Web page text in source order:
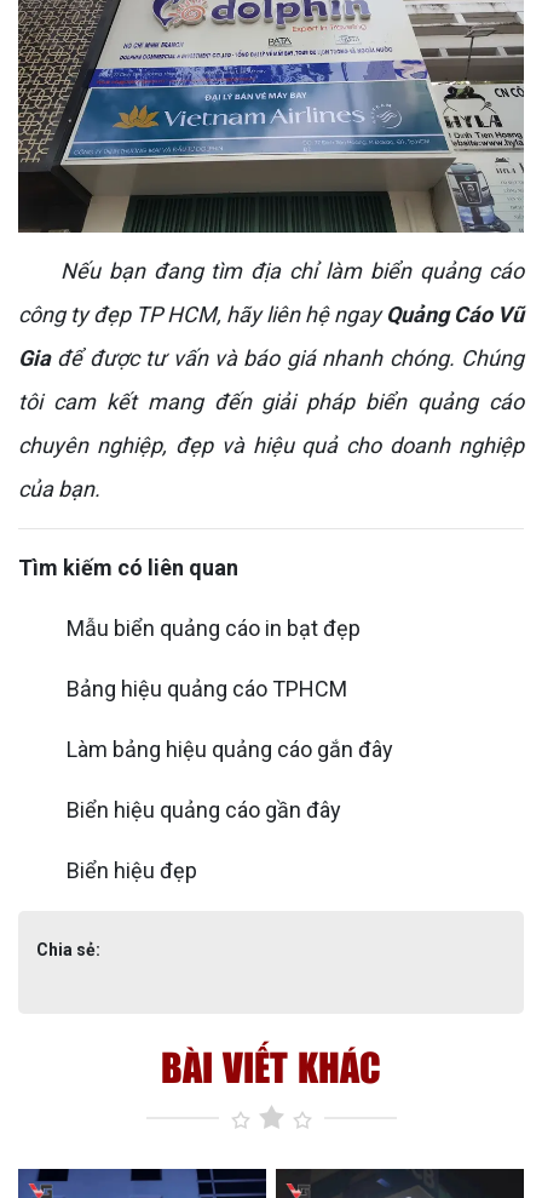
Nếu bạn đang tìm địa chỉ làm biển quảng cáo
công ty đẹp TP HCM, hãy liên hệ ngayQuảng Cáo Vũ
Giađể được tư vấn và báo giá nhanh chóng. Chúng
tôi cam kết mang đến giải pháp biển quảng cáo
chuyên nghiệp, đẹp và hiệu quả cho doanh nghiệp
của bạn.
Tìm kiếm có liên quan
Mẫu biển quảng cáo in bạt đẹp
Bảng hiệu quảng cáo TPHCM
Làm bảng hiệu quảng cáo gắn đây
Biển hiệu quảng cáo gần đây
Biển hiệu đẹp
Chia sẻ:
BÀI VIẾT KHÁC